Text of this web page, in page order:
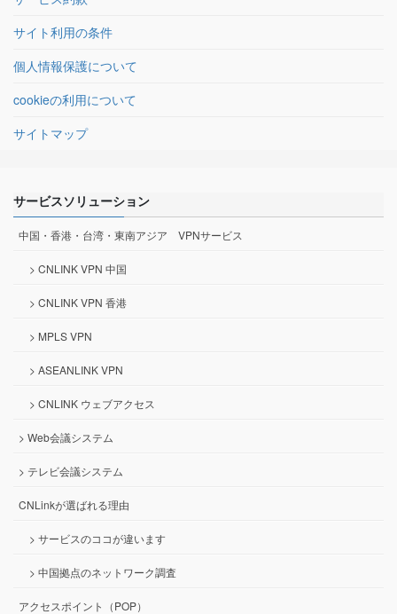
サイト利用の条件
個人情報保護について
cookieの利用について
サイトマップ
サービスソリューション
中国・香港・台湾・東南アジア VPNサービス
> CNLINK VPN 中国
> CNLINK VPN 香港
> MPLS VPN
> ASEANLINK VPN
> CNLINK ウェブアクセス
> Web会議システム
> テレビ会議システム
CNLinkが選ばれる理由
> サービスのココが違います
> 中国拠点のネットワーク調査
アクセスポイント（POP）